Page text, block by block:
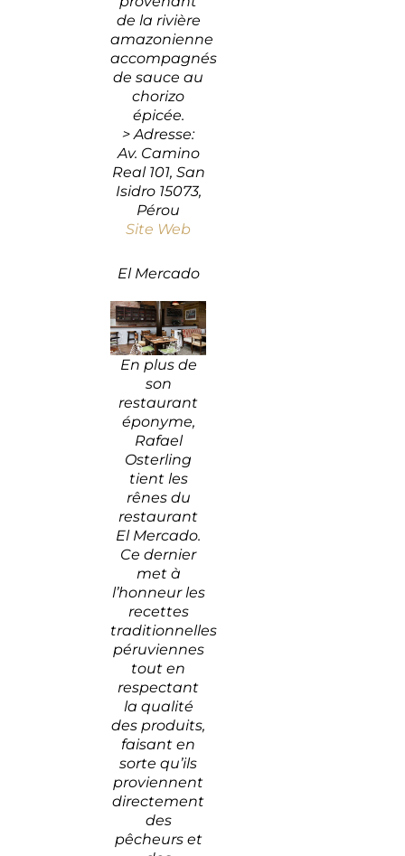
de la rivière
amazonienne
accompagnés
de sauce au
chorizo
épicée.
> Adresse:
Av. Camino
Real 101, San
Isidro 15073,
Pérou
Site Web
El Mercado
En plus de
son
restaurant
éponyme,
Rafael
Osterling
tient les
rênes du
restaurant
El Mercado.
Ce dernier
met à
l’honneur les
recettes
traditionnelles
péruviennes
tout en
respectant
la qualité
des produits,
faisant en
sorte qu’ils
proviennent
directement
des
pêcheurs et